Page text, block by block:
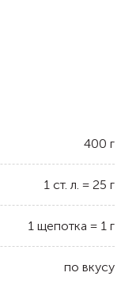
400 г
1 ст. л. = 25 г
1 щепотка = 1 г
по вкусу